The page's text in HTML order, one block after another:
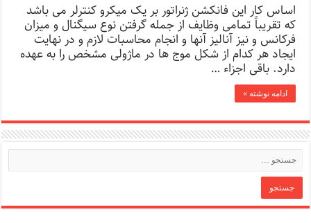
اساس کار این فانكشن ژنراتور بر یک میکرو کنترلر می باشد
که تقریباً تمامی وظایف از جمله گرفتن نوع سیگنال و میزان
فرکانس و نیز آنالیز آنها و انجام محاسبات لازم و در نهایت
ایجاد هر کدام از شکل موج ها در ماژولی مشخص را به عهده
دارد. باقی اجزاء …
ادامه نوشته »